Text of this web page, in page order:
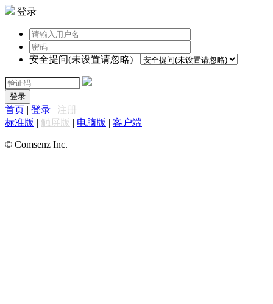
登录
安全提问(未设置请忽略)
登录
首页 | 登录 | 注册
标准版 | 触屏版 | 电脑版 | 客户端
© Comsenz Inc.